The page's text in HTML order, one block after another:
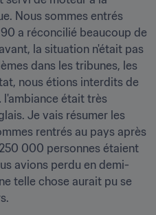
Nous sommes entrés
a réconcilié beaucoup de
la situation n'était pas
dans les tribunes, les
nous étions interdits de
était très
Je vais résumer les
rentrés au pays après
000 personnes étaient
avions perdu en demi-
telle chose aurait pu se